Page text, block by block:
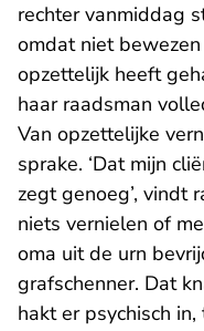
rechter vanmiddag
omdat niet
opzettelijk heeft
haar raadsman
Van opzettelijke
sprake. ‘Dat mijn
zegt genoeg’, vindt
niets vernielen of
oma uit de urn
grafschenner. Dat
hakt er psychisch